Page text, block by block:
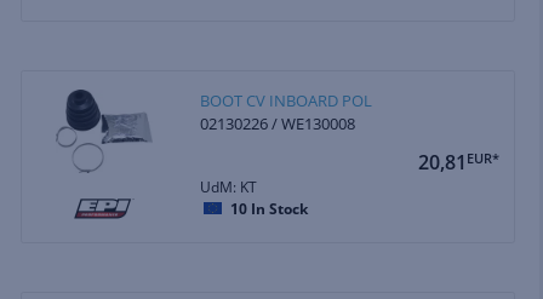
BOOT CV INBOARD POL
02130226 / WE130008
20,81 EUR*
UdM: KT
10 In Stock